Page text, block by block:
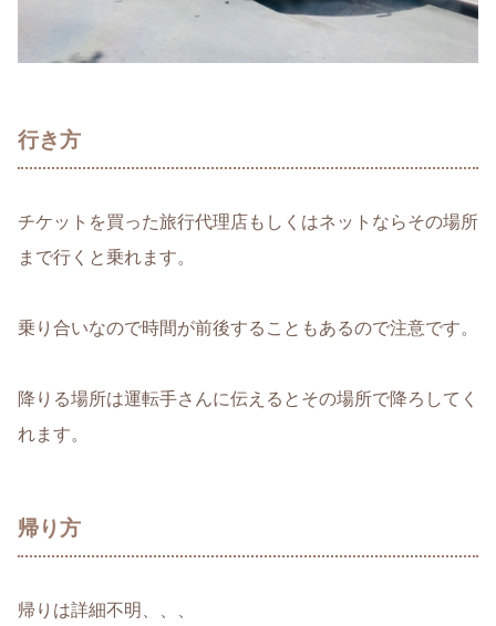
行き方
チケットを買った旅行代理店もしくはネットならその場所
まで行くと乗れます。
乗り合いなので時間が前後することもあるので注意です。
降りる場所は運転手さんに伝えるとその場所で降ろしてく
れます。
帰り方
帰りは詳細不明、、、